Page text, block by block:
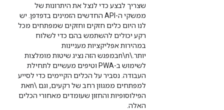
שצריך לבצע כדי לנצל את היתרונות של
ממשקי ה-API החדשים הזמינים בדפדפן. יש
לנו היום כלים חזקים וחזקים שמפתחים מכל
רקע יכולים להשתמש בהם כדי לשלוח
במהירות אפליקציות מעניינות
יותר.\n\nבמפגש הזה נציג שיטות מומלצות
לשימוש ב-PWA וטיפים מעשיים לתחילת
העבודה. נסביר על הכלים הקיימים כדי לסייע
למפתחים ממגוון רחב של רקעים, וגם \nאת
הפילוסופיות והחזון שעומדים מאחורי הכלים
האלה.